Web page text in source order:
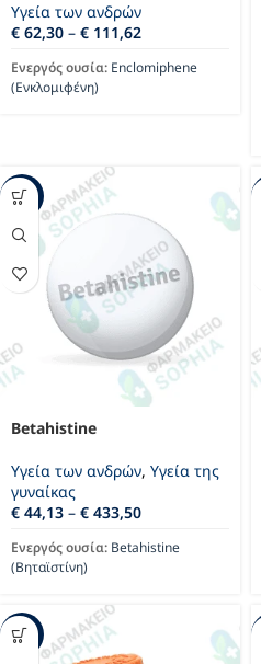
Υγεία των ανδρών
€ 62,30 – € 111,62
Ενεργός ουσία: Enclomiphene
(Ενκλομιφένη)
-35%
Betahistine
Υγεία των ανδρών, Υγεία της
γυναίκας
€ 44,13 – € 433,50
Ενεργός ουσία: Betahistine
(Βηταϊστίνη)
-27%